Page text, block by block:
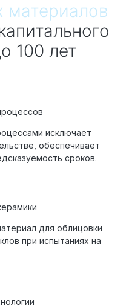
материалов
100 лет
исключает
обеспечивает
сроков.
для облицовки
при испытаниях на